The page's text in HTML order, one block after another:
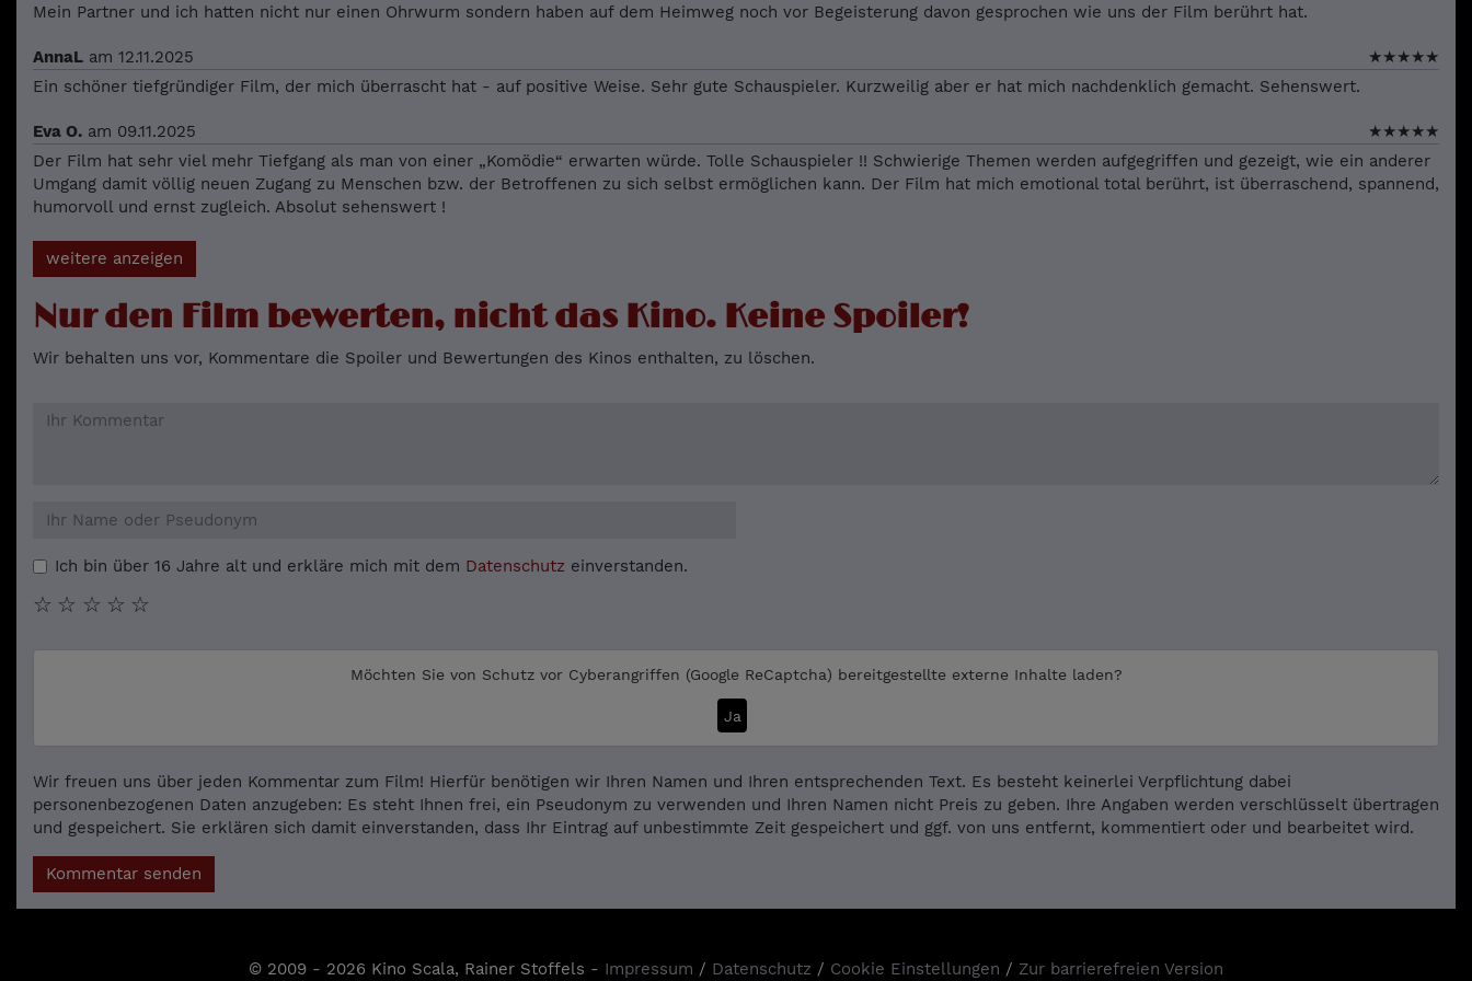
Mein Partner und ich hatten nicht nur einen Ohrwurm sondern haben auf dem Heimweg noch vor Begeisterung davon gesprochen wie uns der Film berührt hat.
AnnaL am 12.11.2025 ★★★★★
Ein schöner tiefgründiger Film, der mich überrascht hat - auf positive Weise. Sehr gute Schauspieler. Kurzweilig aber er hat mich nachdenklich gemacht. Sehenswert.
Eva O. am 09.11.2025 ★★★★★
Der Film hat sehr viel mehr Tiefgang als man von einer „Komödie“ erwarten würde. Tolle Schauspieler !! Schwierige Themen werden aufgegriffen und gezeigt, wie ein anderer
Umgang damit völlig neuen Zugang zu Menschen bzw. der Betroffenen zu sich selbst ermöglichen kann. Der Film hat mich emotional total berührt, ist überraschend, spannend,
humorvoll und ernst zugleich. Absolut sehenswert !
weitere anzeigen
Nur den Film bewerten, nicht das Kino. Keine Spoiler!
Wir behalten uns vor, Kommentare die Spoiler und Bewertungen des Kinos enthalten, zu löschen.
Ich bin über 16 Jahre alt und erkläre mich mit dem Datenschutz einverstanden.
☆
☆
☆
☆
☆
Möchten Sie von Schutz vor Cyberangriffen (Google ReCaptcha) bereitgestellte externe Inhalte laden?
Ja
Wir freuen uns über jeden Kommentar zum Film! Hierfür benötigen wir Ihren Namen und Ihren entsprechenden Text. Es besteht keinerlei Verpflichtung dabei
personenbezogenen Daten anzugeben: Es steht Ihnen frei, ein Pseudonym zu verwenden und Ihren Namen nicht Preis zu geben. Ihre Angaben werden verschlüsselt übertragen
und gespeichert. Sie erklären sich damit einverstanden, dass Ihr Eintrag auf unbestimmte Zeit gespeichert und ggf. von uns entfernt, kommentiert oder und bearbeitet wird.
Kommentar senden
© 2009 - 2026 Kino Scala, Rainer Stoffels - Impressum / Datenschutz / Cookie Einstellungen / Zur barrierefreien Version